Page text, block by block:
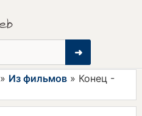
➜
» Из фильмов » Конец -